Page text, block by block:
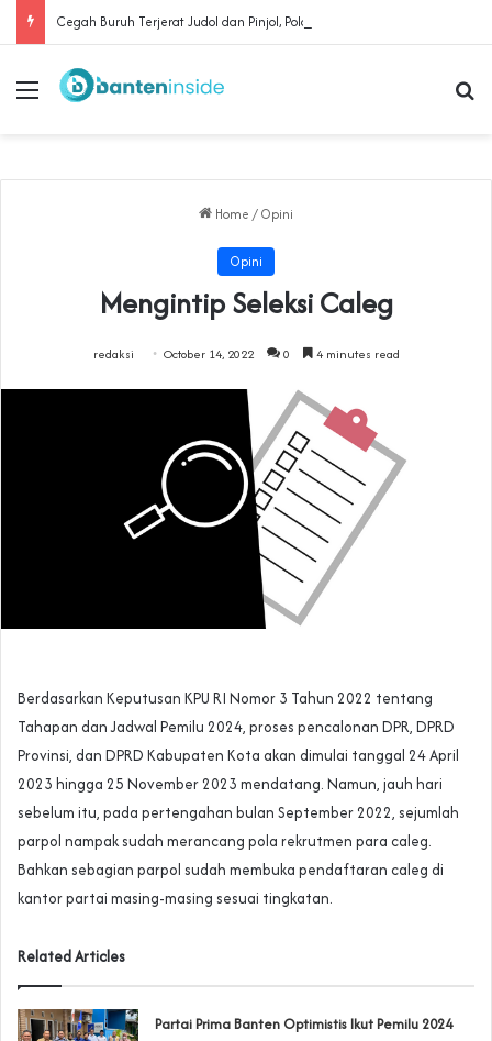
Menu
Home / Opini
Opini
Mengintip Seleksi Caleg
redaksi October 14, 2022 0 4 minutes read
Berdasarkan Keputusan KPU RI Nomor 3 Tahun 2022 tentang
Tahapan dan Jadwal Pemilu 2024, proses pencalonan DPR, DPRD
Provinsi, dan DPRD Kabupaten Kota akan dimulai tanggal 24 April
2023 hingga 25 November 2023 mendatang. Namun, jauh hari
sebelum itu, pada pertengahan bulan September 2022, sejumlah
parpol nampak sudah merancang pola rekrutmen para caleg.
Bahkan sebagian parpol sudah membuka pendaftaran caleg di
kantor partai masing-masing sesuai tingkatan.
Related Articles
Partai Prima Banten Optimistis Ikut Pemilu 2024